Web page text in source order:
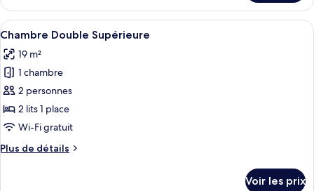
Supérieure
le
type
de
Chambre
Triple
Supérieure
Afficher
toutes
les
photos
pour
ce
type
chambre :
Une chambre d’hôtel moderne
6
Chambre Double Supérieure
19 m²
1 chambre
2 personnes
2 lits 1 place
Wi-Fi gratuit
Plus de détails
Plus
Voir les prix